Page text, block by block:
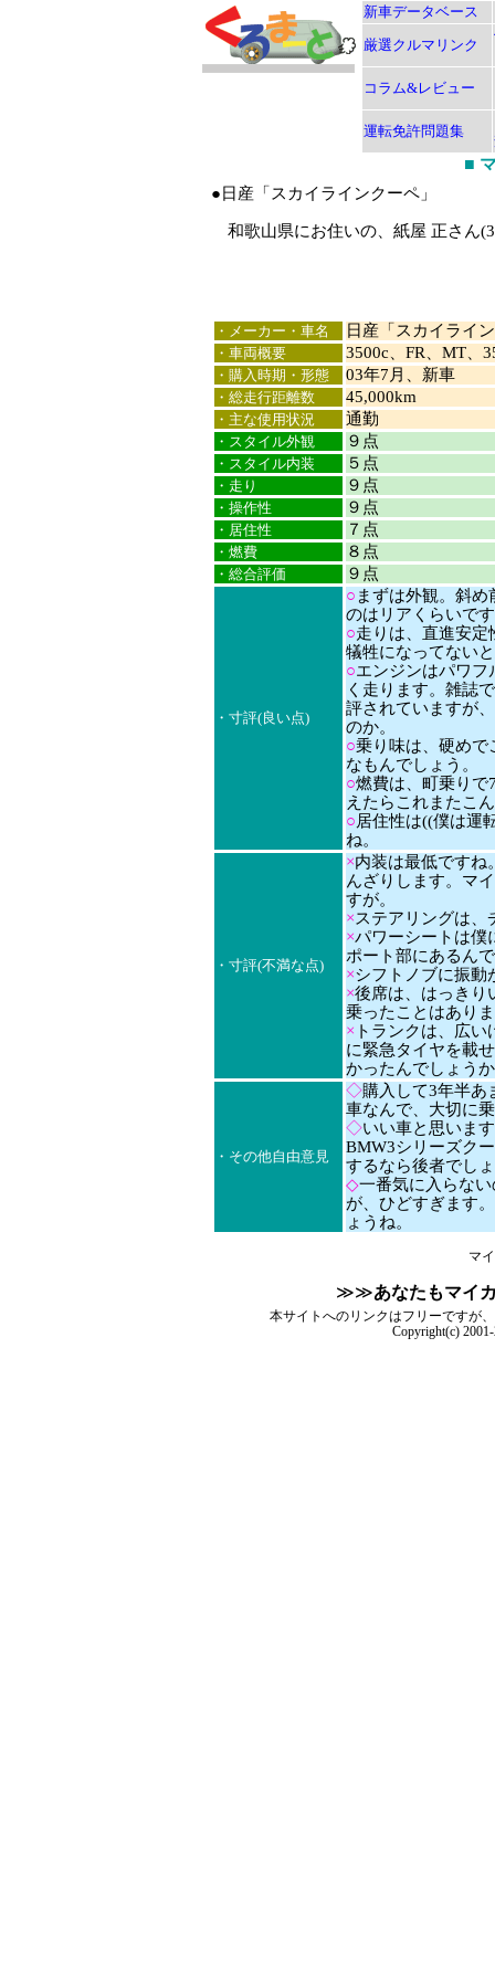
新車データベース
厳選クルマリンク
コラム&レビュー
運転免許問題集
■
●日産「スカイラインクーペ」
和歌山県にお住いの、紙屋 正さん
・メーカー・車名 日産「スカイライ
・車両概要 3500c、FR、MT、
・購入時期・形態 03年7月、新車
・総走行距離数 45,000km
・主な使用状況 通勤
・スタイル外観 ９点
・スタイル内装 ５点
・走り ９点
・操作性 ９点
・居住性 ７点
・燃費 ８点
・総合評価 ９点
・寸評(良い点)
○ まずは外観。斜
のはリアくらいで
○走りは、直進安定
犠牲になってない
○エンジンはパワフ
く走ります。雑誌
評されていますが
のか。
○乗り味は、硬めで
なもんでしょう。
○燃費は、町乗りで
えたらこれまたこ
○居住性は((僕は運
ね。
・寸評(不満な点)
×内装は最低ですね
んざりします。マ
すが。
×ステアリングは、
×パワーシートは僕
ポート部にあるん
×シフトノブに振動
×後席は、はっきり
乗ったことはあり
× トランクは、広
に緊急タイヤを載
かったんでしょう
・その他自由意見
◇購入して3年半あ
車なんで、大切に
◇いい車と思いま
BMW3シリーズク
するなら後者でし
◇一番気に入らな
が、ひどすぎます
ょうね。
マ
≫≫あなたもマイ
本サイトへのリンクはフリーですが
Copyright(c)